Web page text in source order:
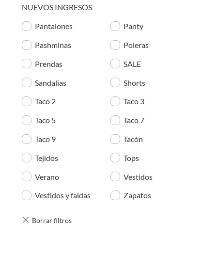
NUEVOS INGRESOS
Pantalones Panty
Pashminas Poleras
Prendas SALE
Sandalias Shorts
Taco 2 Taco 3
Taco 5 Taco 7
Taco 9 Tacón
Tejidos Tops
Verano Vestidos
Vestidos y faldas Zapatos